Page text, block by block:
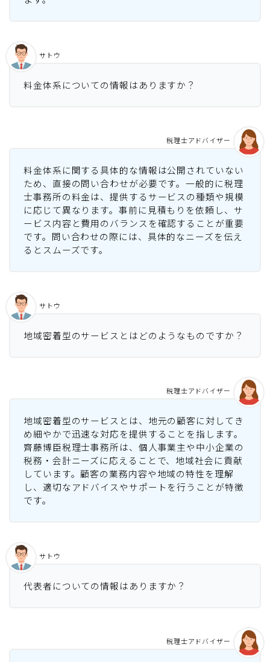
料金体系についての情報はありますか？
サトウ
料金体系に関する具体的な情報は公開されていない
ため、直接の問い合わせが必要です。一般的に税理
士事務所の料金は、提供するサービスの種類や規模
に応じて異なります。事前に見積もりを依頼し、サ
ービス内容と費用のバランスを確認することが重要
です。問い合わせの際には、具体的なニーズを伝え
るとスムーズです。
税理士アドバイザー
地域密着型のサービスとはどのようなものですか？
サトウ
地域密着型のサービスとは、地元の顧客に対してき
め細やかで迅速な対応を提供することを指します。
齊藤博臣税理士事務所は、個人事業主や中小企業の
税務・会計ニーズに応えることで、地域社会に貢献
しています。顧客の業務内容や地域の特性を理解
し、適切なアドバイスやサポートを行うことが特徴
です。
税理士アドバイザー
代表者についての情報はありますか？
サトウ
税理士アドバイザー